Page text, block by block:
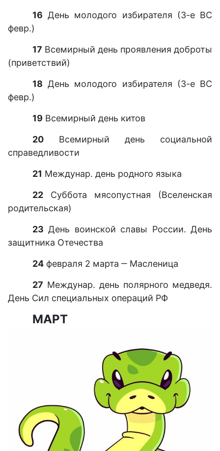
16 День молодого избирателя (3-е ВС
февр.)
17 Всемирный день проявления доброты
(приветствий)
18 День молодого избирателя (3-е ВС
февр.)
19 Всемирный день китов
20 Всемирный день социальной
справедливости
21 Междунар. день родного языка
22 Суббота мясопустная (Вселенская
родительская)
23 День воинской славы России. День
защитника Отечества
24 февраля 2 марта ‒ Масленица
27 Междунар. день полярного медведя.
День Сил специальных операций РФ
МАРТ